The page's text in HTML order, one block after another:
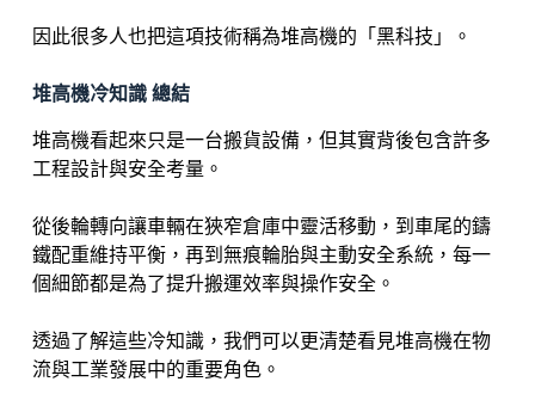
因此很多人也把這項技術稱為堆高機的「黑科技」。
堆高機冷知識 總結
堆高機看起來只是一台搬貨設備，但其實背後包含許多
工程設計與安全考量。
從後輪轉向讓車輛在狹窄倉庫中靈活移動，到車尾的鑄
鐵配重維持平衡，再到無痕輪胎與主動安全系統，每一
個細節都是為了提升搬運效率與操作安全。
透過了解這些冷知識，我們可以更清楚看見堆高機在物
流與工業發展中的重要角色。